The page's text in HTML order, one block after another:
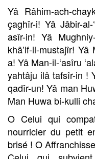
Yâ Râhim-ach-
çaghîr-i! Yâ Jâbir-
asîr-in! Yâ
khâ’if-il-mustajîr!
a! Yâ Man-il-‘asîru
yahtâju ilâ tafsîr-in !
qadîr-un! Yâ man
Man Huwa bi-kulli
O Celui qui
nourricier du petit
brisé ! O